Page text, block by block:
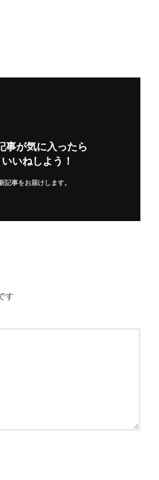
事が気に入ったら
いいねしよう！
記事をお届けします。
す